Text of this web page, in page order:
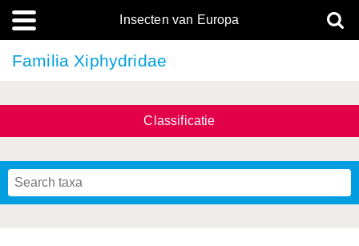
Insecten van Europa
Familia Xiphydridae
Classificatie